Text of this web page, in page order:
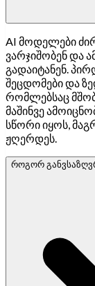
AI მოდელები
ვარჯიშობენ და
გადაიტანენ.
შეცდომები და
რომლებსაც
მაშინვე
სწორი იყოს,
ჟღერდეს.
როგორ